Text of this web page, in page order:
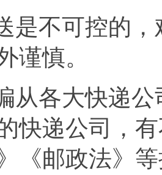
是不可控的
谨慎。
从各大快递
快递公司，
《邮政法》